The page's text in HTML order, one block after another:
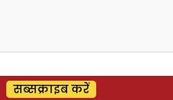
सब्सक्राइब करें